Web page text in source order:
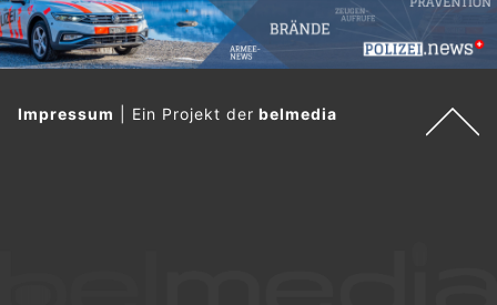
Impressum Ein Projekt derbelmedia